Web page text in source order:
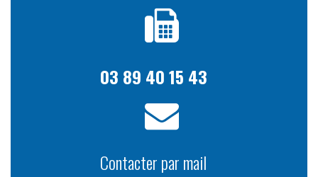
03 89 40 15 43
Contacter par mail